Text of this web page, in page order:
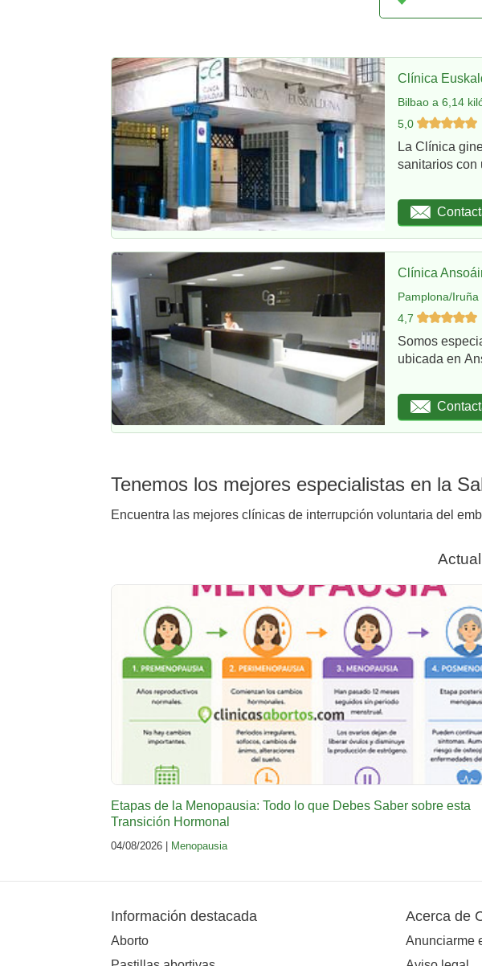
Clínica
Bilbao a 6,14
5,0
La Clínica
sanitarios con
Clínica
Pamplona/
4,7
Somos
ubicada en
Tenemos los mejores especialistas en la
Encuentra las mejores clínicas de interrupción voluntaria del
Etapas de la Menopausia: Todo lo que Debes Saber sobre esta
Transición Hormonal
04/08/2026 | Menopausia
Información destacada
Aborto
Acerca de
Anunciarme